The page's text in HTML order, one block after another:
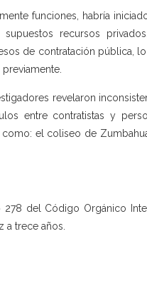
funciones, habría
recursos
de contratación pública,
revelaron
entre contratistas y
el coliseo de
del Código Orgánico
trece años.